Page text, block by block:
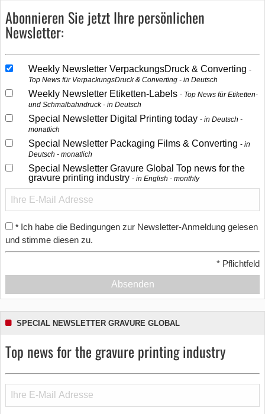
Abonnieren Sie jetzt Ihre persönlichen
Newsletter:
Weekly Newsletter VerpackungsDruck & Converting
Top News für VerpackungsDruck & Converting - in Deutsch
Weekly Newsletter Etiketten-Labels
Top News für Etiketten-
und Schmalbahndruck - in Deutsch
Special Newsletter Digital Printing today
in Deutsch -
monatlich
Special Newsletter Packaging Films & Converting
in
Deutsch - monatlich
Special Newsletter Gravure Global Top news for the
gravure printing industry
in English - monthly
* Ich habe die Bedingungen zur Newsletter-Anmeldung gelesen
und stimme diesen zu.
* Pflichtfeld
Absenden
SPECIAL NEWSLETTER GRAVURE GLOBAL
Top news for the gravure printing industry